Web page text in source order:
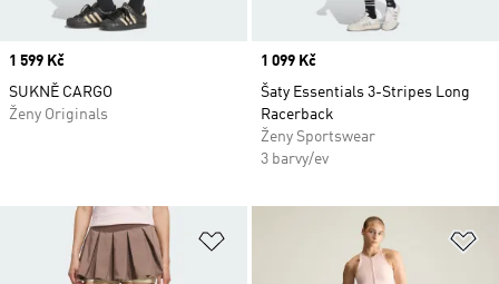
Price
1 599 Kč
SUKNĚ CARGO
Ženy Originals
Price
1 099 Kč
Šaty Essentials 3-Stripes Long
Racerback
Ženy Sportswear
3 barvy/ev
Přidat do seznamu přání